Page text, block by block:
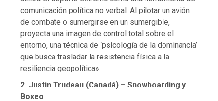
comunicación política no verbal. Al pilotar un avión
de combate o sumergirse en un sumergible,
proyecta una imagen de control total sobre el
entorno, una técnica de ‘psicología de la dominancia’
que busca trasladar la resistencia física a la
resiliencia geopolítica».
2. Justin Trudeau (Canadá) – Snowboarding y
Boxeo